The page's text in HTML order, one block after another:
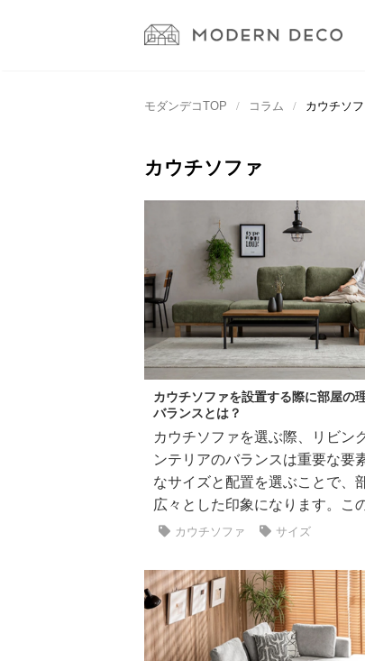
モダンデコTOP コラム カウチソ
カウチソファ
カウチソファを設置する際に部屋の
バランスとは？
カウチソファを選ぶ際、リビン
ンテリアのバランスは重要な要
なサイズと配置を選ぶことで、
広々とした印象になります。こ
カウチソファ サイズ